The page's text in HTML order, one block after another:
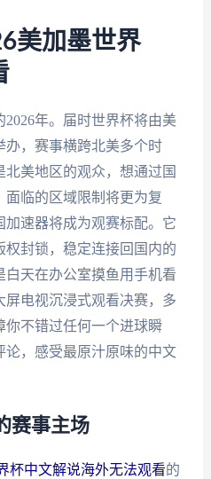
美加墨世界
年。届时世界杯将由美
办，赛事横跨北美多个时
美地区的观众，想通过国
面临的区域限制将更为复
速器将成为观赛标配。它
封锁，稳定连接回国内的
天在办公室摸鱼用手机看
电视沉浸式观看决赛，多
不错过任何一个进球瞬
论，感受最原汁原味的中文
赛事主场
杯中文解说海外无法观看的